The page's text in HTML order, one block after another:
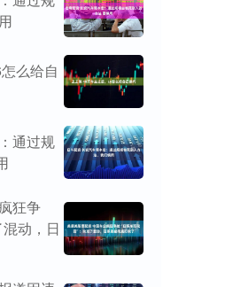
么给自
通过规
狂争
动，日